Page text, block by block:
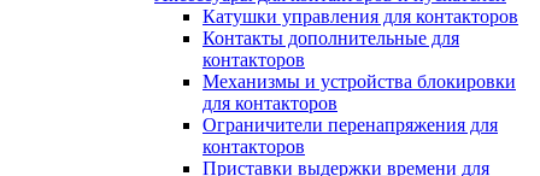
Катушки управления для контакторов
Контакты дополнительные для
контакторов
Механизмы и устройства блокировки
для контакторов
Ограничители перенапряжения для
контакторов
Приставки выдержки времени для